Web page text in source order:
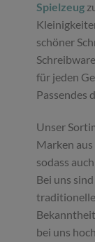
Spielzeug
schöner
für jeden
Passendes
Unser
Marken
sodass
Bei uns
bei uns